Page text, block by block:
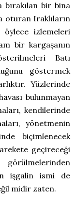
bırakılan bir bina
oturan Iraklıların
izlemeleri
bir kargaşanın
Batı
göstermek
Yüzlerinde
bulunmayan
kendilerinde
yönetmenin
biçimlenecek
geçireceği
işgalin ismi de
midir zaten.